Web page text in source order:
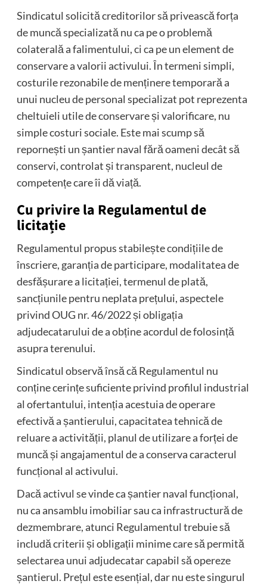
Sindicatul solicită creditorilor să privească forța
de muncă specializată nu ca pe o problemă
colaterală a falimentului, ci ca pe un element de
conservare a valorii activului. În termeni simpli,
costurile rezonabile de menținere temporară a
unui nucleu de personal specializat pot reprezenta
cheltuieli utile de conservare și valorificare, nu
simple costuri sociale. Este mai scump să
repornești un șantier naval fără oameni decât să
conservi, controlat și transparent, nucleul de
competențe care îi dă viață.
Cu privire la Regulamentul de
licitație
Regulamentul propus stabilește condițiile de
înscriere, garanția de participare, modalitatea de
desfășurare a licitației, termenul de plată,
sancțiunile pentru neplata prețului, aspectele
privind OUG nr. 46/2022 și obligația
adjudecatarului de a obține acordul de folosință
asupra terenului.
Sindicatul observă însă că Regulamentul nu
conține cerințe suficiente privind profilul industrial
al ofertantului, intenția acestuia de operare
efectivă a șantierului, capacitatea tehnică de
reluare a activității, planul de utilizare a forței de
muncă și angajamentul de a conserva caracterul
funcțional al activului.
Dacă activul se vinde ca șantier naval funcțional,
nu ca ansamblu imobiliar sau ca infrastructură de
dezmembrare, atunci Regulamentul trebuie să
includă criterii și obligații minime care să permită
selectarea unui adjudecatar capabil să opereze
șantierul. Prețul este esențial, dar nu este singurul